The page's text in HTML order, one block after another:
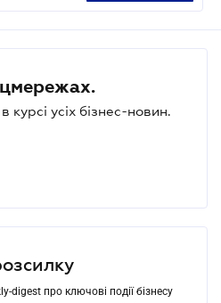
курсі усіх бізнес-новин.
digest про ключові події бізнесу